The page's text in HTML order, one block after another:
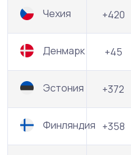
Чехия +420
Денмарк +45
Эстония +372
Финляндия +358